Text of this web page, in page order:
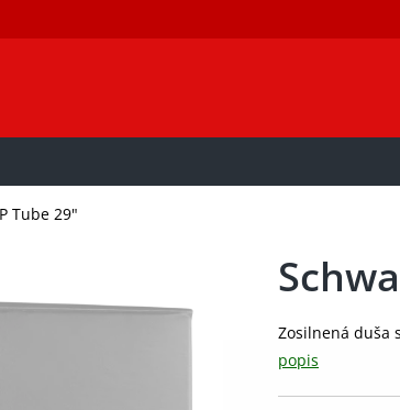
Tube 29"
Zosilnená duša
popis